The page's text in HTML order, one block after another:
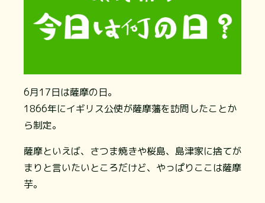
6月17日は薩摩の日。
1866年にイギリス公使が薩摩藩を訪問したことか
ら制定。
薩摩といえば、さつま焼きや桜島、島津家に捨てが
まりと言いたいところだけど、やっぱりここは薩摩
芋。